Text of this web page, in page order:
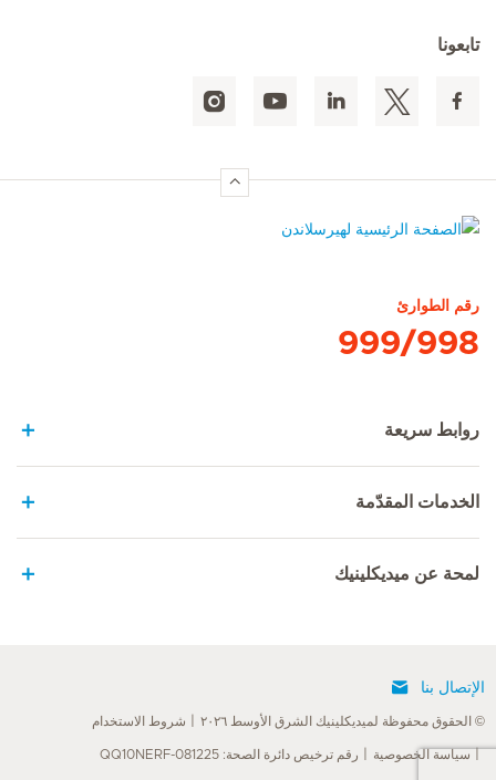
تابعونا
رقم الطوارئ
999/998
روابط سريعة
الخدمات المقدّمة
لمحة عن ميديكلينيك
الإتصال بنا
© الحقوق محفوظة لميديكلينيك الشرق الأوسط ٢٠٢٦ شروط الاستخدام
سياسة الخصوصية رقم ترخيص دائرة الصحة: QQ10NERF-081225